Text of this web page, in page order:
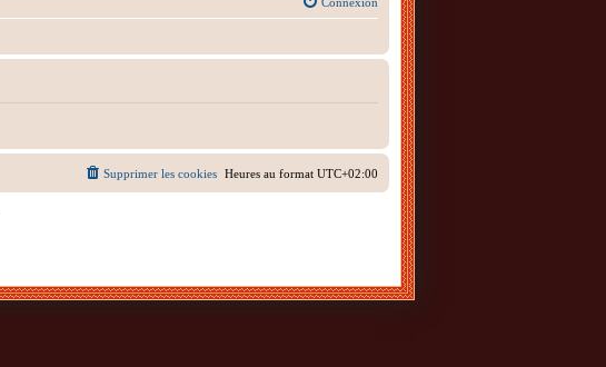
Heures au format UTC+02:00
Supprimer les cookies